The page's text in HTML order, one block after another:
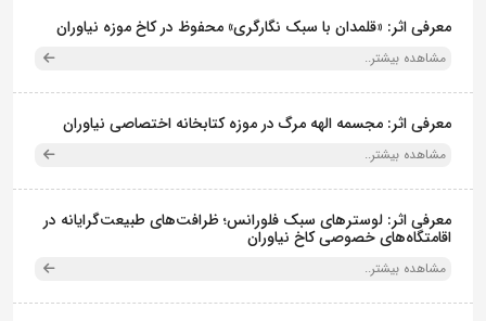
معرفی اثر: «قلمدان با سبک نگارگری» محفوظ در کاخ موزه نیاوران
مشاهده بیشتر..
معرفی اثر: مجسمه الهه مرگ در موزه کتابخانه اختصاصی نیاوران
مشاهده بیشتر..
معرفی اثر: لوسترهای سبک فلورانس؛ ظرافت‌های طبیعت‌گرایانه در
اقامتگاه‌های خصوصی کاخ نیاوران
مشاهده بیشتر..